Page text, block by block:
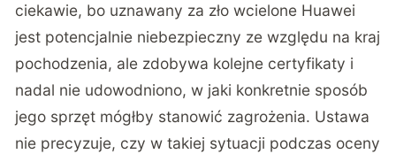
ciekawie, bo uznawany za zło wcielone Huawei
jest potencjalnie niebezpieczny ze względu na kraj
pochodzenia, ale zdobywa kolejne certyfikaty i
nadal nie udowodniono, w jaki konkretnie sposób
jego sprzęt mógłby stanowić zagrożenia. Ustawa
nie precyzuje, czy w takiej sytuacji podczas oceny